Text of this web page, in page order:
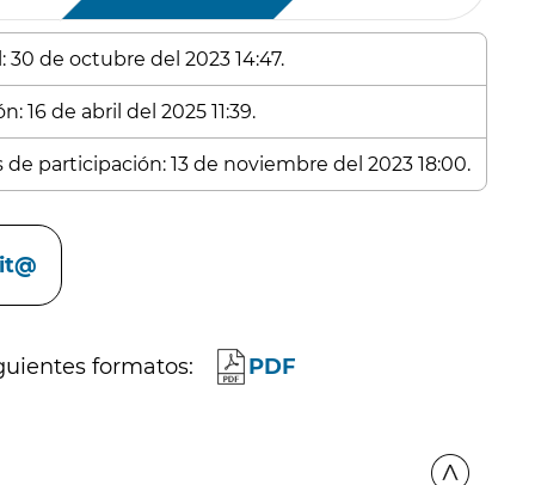
de octubre del 2023 14:47.
16 de abril del 2025 11:39.
participación: 13 de noviembre del 2023 18:00.
formatos: PDF